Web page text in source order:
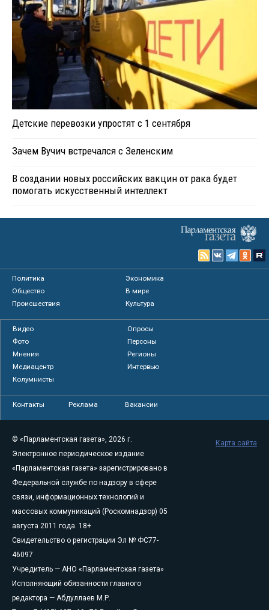
Детские перевозки упростят с 1 сентября
Зачем Вучич встречался с Зеленским
В создании новых российских вакцин от рака будет
помогать искусственный интеллект
Политика
Экономика
Общество
В мире
Происшествия
Культура
Видео
Опросы
Фото
Персоны
Мнения
Регионы
Медиацентр
Интервью
Колумнисты
Контакты Реклама Вакансии
© «Парламентская газета», 2026 г.
Электронное периодическое издание
«Парламентская газета» зарегистрировано в
Федеральной службе по надзору в сфере
связи, информационных технологий и
массовых коммуникаций (Роскомнадзор) 05
августа 2011 года. 18+
Свидетельство о регистрации Эл № ФС77-
46097
Учредитель — АНО «Парламентская газета»
Исполняющий обязанности главного
редактора — Абдуллаев М.Р.
Карта сайта